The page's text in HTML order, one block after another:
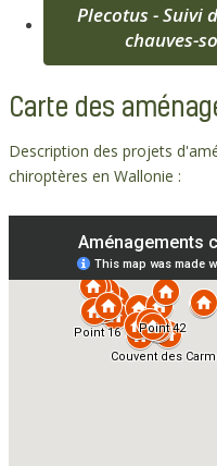
Plecotus - Suivi
chauves-
Carte des
Description des projets
chiroptères en Wallonie :